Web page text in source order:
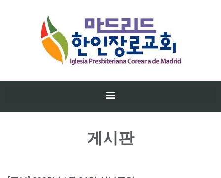
게시판